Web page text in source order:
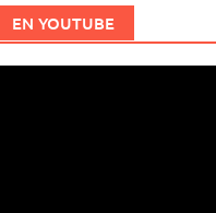
EN YOUTUBE